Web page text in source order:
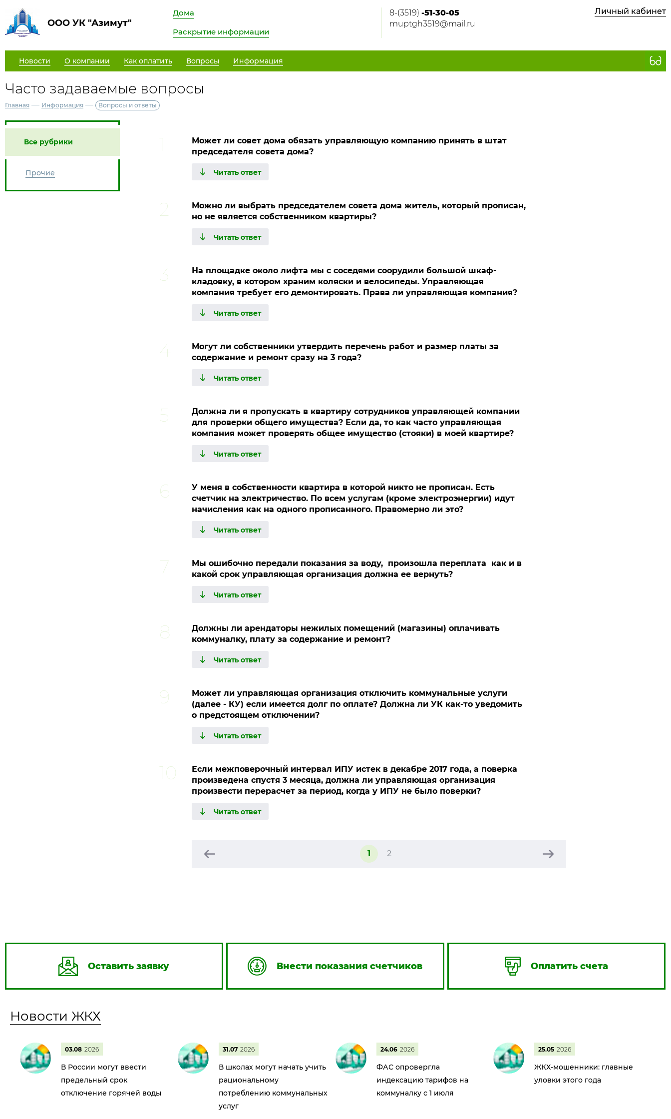
ООО УК "Азимут"
Дома
Раскрытие информации
8-(3519) -51-30-05
muptgh3519@mail.ru
Личный кабинет
Новости О компании Как оплатить Вопросы Информация
Часто задаваемые вопросы
Главная — Информация — Вопросы и ответы
Все рубрики
Прочие
Может ли совет дома обязать управляющую компанию принять в штат
председателя совета дома?
Можно ли выбрать председателем совета дома житель, который прописан,
но не является собственником квартиры?
На площадке около лифта мы с соседями соорудили большой шкаф-
кладовку, в котором храним коляски и велосипеды. Управляющая
компания требует его демонтировать. Права ли управляющая компания?
Могут ли собственники утвердить перечень работ и размер платы за
содержание и ремонт сразу на 3 года?
Должна ли я пропускать в квартиру сотрудников управляющей компании
для проверки общего имущества? Если да, то как часто управляющая
компания может проверять общее имущество (стояки) в моей квартире?
У меня в собственности квартира в которой никто не прописан. Есть
счетчик на электричество. По всем услугам (кроме электроэнергии) идут
начисления как на одного прописанного. Правомерно ли это?
Мы ошибочно передали показания за воду, произошла переплата как и в
какой срок управляющая организация должна ее вернуть?
Должны ли арендаторы нежилых помещений (магазины) оплачивать
коммуналку, плату за содержание и ремонт?
Может ли управляющая организация отключить коммунальные услуги
(далее - КУ) если имеется долг по оплате? Должна ли УК как-то уведомить
о предстоящем отключении?
Если межповерочный интервал ИПУ истек в декабре 2017 года, а поверка
произведена спустя 3 месяца, должна ли управляющая организация
произвести перерасчет за период, когда у ИПУ не было поверки?
1 2
Оставить заявку Внести показания счетчиков Оплатить счета
Новости ЖКХ
03.08 2026
В России могут ввести
предельный срок
отключение горячей воды
31.07 2026
В школах могут начать учить
рациональному
потреблению коммунальных
услуг
24.06 2026
ФАС опровергла
индексацию тарифов на
коммуналку с 1 июля
25.05 2026
ЖКХ-мошенники: главные
уловки этого года